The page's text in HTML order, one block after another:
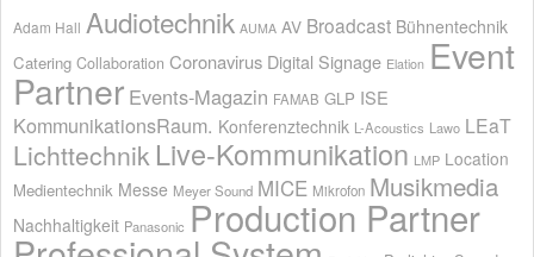
Adam Hall Audiotechnik AUMA AV Broadcast Bühnentechnik
Catering Collaboration Coronavirus Digital Signage Elation Event
Partner Events-Magazin FAMAB GLP ISE
KommunikationsRaum. Konferenztechnik L-Acoustics Lawo LEaT
Lichttechnik Live-Kommunikation LMP Location
Medientechnik Messe Meyer Sound MICE Mikrofon Musikmedia
Nachhaltigkeit Panasonic Production Partner